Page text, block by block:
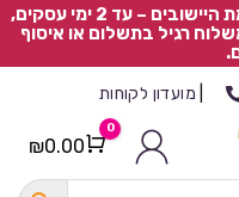
חדש! משלוח אקספרס בהתאם לרשימת היישובים – עד 2 ימי עסקים,
משלוח רגיל בתשלום או איסוף
מועדון לקוחות
Cart
0
₪0.00